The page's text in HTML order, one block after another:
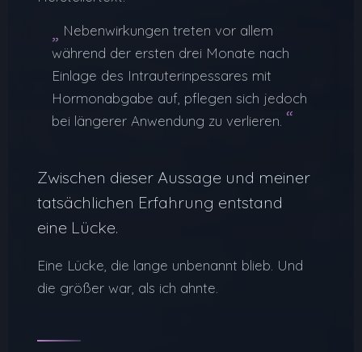
„ Nebenwirkungen treten vor allem
während der ersten drei Monate nach
Einlage des Intrauterinpessares mit
Hormonabgabe auf, pflegen sich jedoch
bei längerer Anwendung zu verlieren. “
Zwischen dieser Aussage und meiner
tatsächlichen Erfahrung entstand
eine Lücke.
Eine Lücke, die lange unbenannt blieb. Und
die größer war, als ich ahnte.